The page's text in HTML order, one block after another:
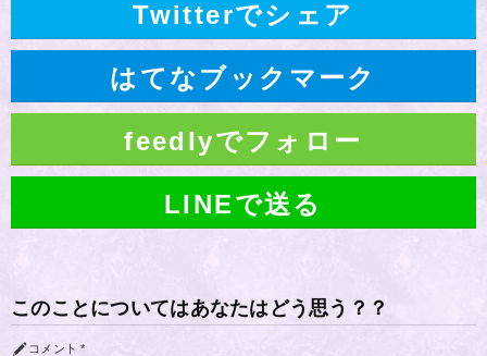
Twitterでシェア
はてなブックマーク
feedlyでフォロー
LINEで送る
このことについてはあなたはどう思う？？
コメント *